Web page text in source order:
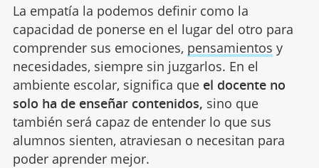
La empatía la podemos definir como la
capacidad de ponerse en el lugar del otro para
comprender sus emociones, pensamientos y
necesidades, siempre sin juzgarlos. En el
ambiente escolar, significa que el docente no
solo ha de enseñar contenidos, sino que
también será capaz de entender lo que sus
alumnos sienten, atraviesan o necesitan para
poder aprender mejor.